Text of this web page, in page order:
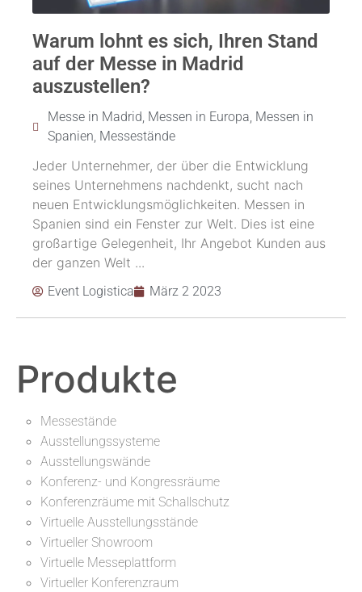
Warum lohnt es sich, Ihren Stand
auf der Messe in Madrid
auszustellen?
Messe in Madrid, Messen in Europa, Messen in
Spanien, Messestände
Jeder Unternehmer, der über die Entwicklung
seines Unternehmens nachdenkt, sucht nach
neuen Entwicklungsmöglichkeiten. Messen in
Spanien sind ein Fenster zur Welt. Dies ist eine
großartige Gelegenheit, Ihr Angebot Kunden aus
der ganzen Welt ...
Event Logistica März 2 2023
Produkte
Messestände
Ausstellungssysteme
Ausstellungswände
Konferenz- und Kongressräume
Konferenzräume mit Schallschutz
Virtuelle Ausstellungsstände
Virtueller Showroom
Virtuelle Messeplattform
Virtueller Konferenzraum